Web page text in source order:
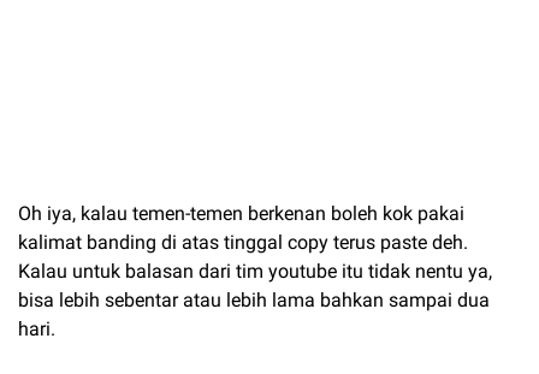
Oh iya, kalau temen-temen berkenan boleh kok pakai
kalimat banding di atas tinggal copy terus paste deh.
Kalau untuk balasan dari tim youtube itu tidak nentu ya,
bisa lebih sebentar atau lebih lama bahkan sampai dua
hari.